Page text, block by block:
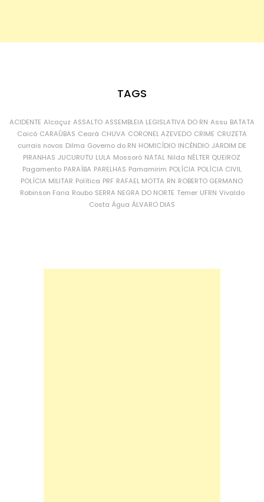
TAGS
ACIDENTE Alcaçuz ASSALTO ASSEMBLEIA LEGISLATIVA DO RN Assu BATATA
Caicó CARAÚBAS Ceará CHUVA CORONEL AZEVEDO CRIME CRUZETA
currais novos Dilma Governo do RN HOMICÍDIO INCÊNDIO JARDIM DE
PIRANHAS JUCURUTU LULA Mossoró NATAL Nilda NÉLTER QUEIROZ
Pagamento PARAÍBA PARELHAS Parnamirim POLÍCIA POLÍCIA CIVIL
POLÍCIA MILITAR Política PRF RAFAEL MOTTA RN ROBERTO GERMANO
Robinson Faria Roubo SERRA NEGRA DO NORTE Temer UFRN Vivaldo
Costa Água ÁLVARO DIAS